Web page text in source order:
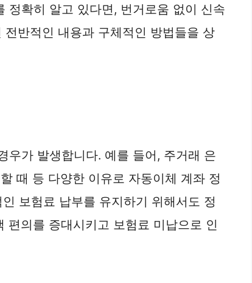
정확히 알고 있다면, 번거로움 없이 신속
반적인 내용과 구체적인 방법들을 상
우가 발생합니다. 예를 들어, 주거래 은
때 등 다양한 이유로 자동이체 계좌 정
보험료 납부를 유지하기 위해서도 정
의를 증대시키고 보험료 미납으로 인